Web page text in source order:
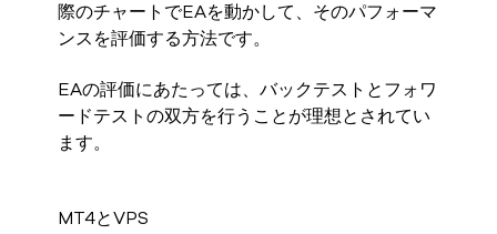
際のチャートでEAを動かして、そのパフォーマ
ンスを評価する方法です。
EAの評価にあたっては、バックテストとフォワ
ードテストの双方を行うことが理想とされてい
ます。
MT4とVPS